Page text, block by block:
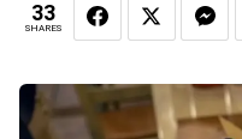
33
SHARES